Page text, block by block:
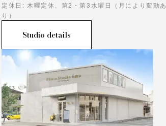
定休日: 木曜定休、第2・第3水曜日（月により変動あ
り）
Studio details